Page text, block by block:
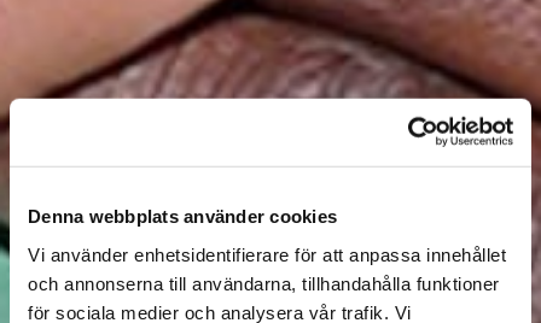
Denna webbplats använder cookies
Vi använder enhetsidentifierare för att anpassa innehållet
och annonserna till användarna, tillhandahålla funktioner
för sociala medier och analysera vår trafik. Vi